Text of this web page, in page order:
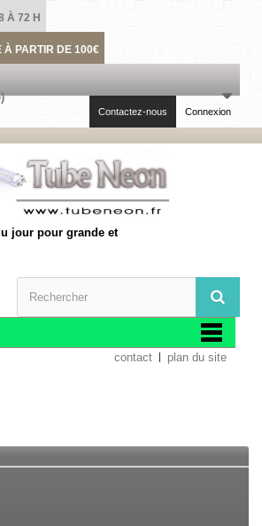
À 72 H
À PARTIR DE 100€
Connexion
Contactez-nous
jour pour grande et
contact plan du site